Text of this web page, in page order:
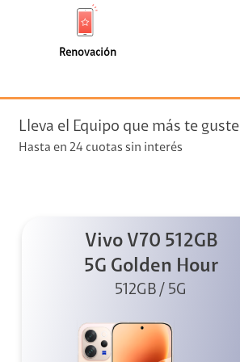
+ Telefonía
streaming
de
faceta
Renovación
(4)
Lleva el Equipo que más te guste
Hasta en 24 cuotas sin interés
Vivo V70 512GB
5G Golden Hour
512GB / 5G